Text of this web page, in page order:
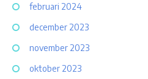
februari 2024
december 2023
november 2023
oktober 2023